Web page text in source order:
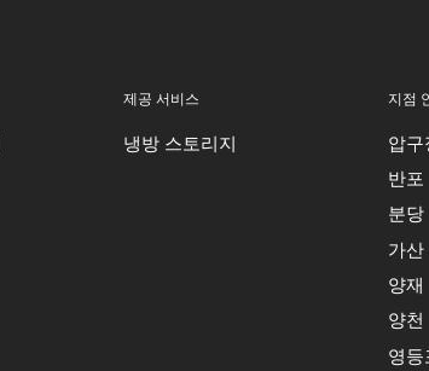
제공 서비스
냉방 스토리지
지점
압구
반포
분당
가산
양재
양천
영등